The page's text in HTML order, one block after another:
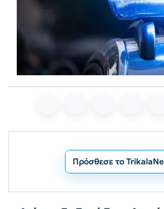
Πρόσθεσε το